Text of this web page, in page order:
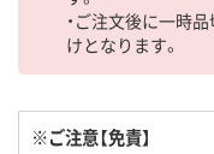
・ご注文後に一時
けとなります。
※ご注意【免責】